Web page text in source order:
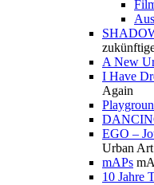
A New
I Have
Again
EGO –
Urban Art
mAPs
10 Jahre